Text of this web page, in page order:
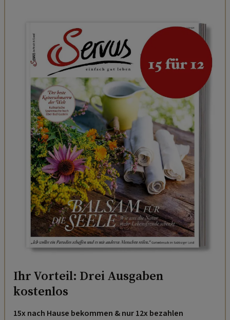
Ihr Vorteil: Drei Ausgaben
kostenlos
15x nach Hause bekommen & nur 12x bezahlen